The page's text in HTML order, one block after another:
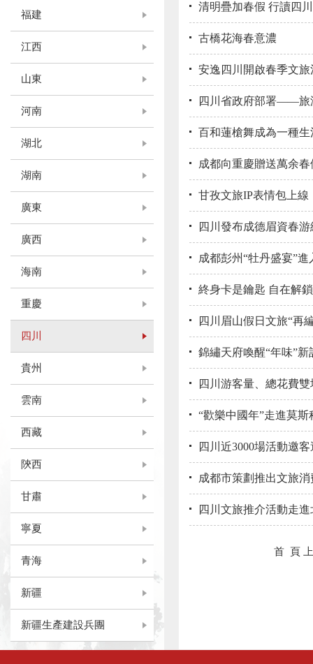
福建
江西
山東
河南
湖北
湖南
廣東
廣西
海南
重慶
四川
貴州
雲南
西藏
陝西
甘肅
寧夏
青海
新疆
新疆生產建設兵團
清明疊加春假 行讀四
古橋花海春意濃
安逸四川開啟春季文旅
四川省政府部署——旅
百和蓮槍舞成為一種生
成都向重慶贈送萬余
甘孜文旅IP表情包上線
四川發布成德眉資春游
成都彭州“牡丹盛宴”進
終身卡是鑰匙 自在解
四川眉山假日文旅“再
錦繡天府喚醒“年味”新
四川游客量、總花費雙
“歡樂中國年”走進莫
四川近3000場活動邀
成都市策劃推出文旅
四川文旅推介活動走進
首 頁